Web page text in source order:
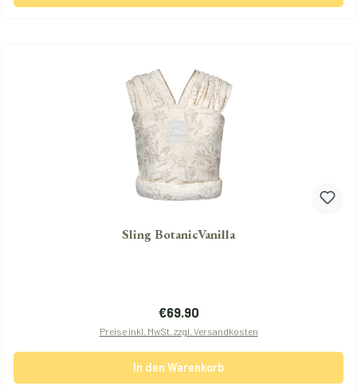
Sling BotanicVanilla
Regulärer Preis:
€69.90
Preise inkl. MwSt. zzgl. Versandkosten
In den Warenkorb